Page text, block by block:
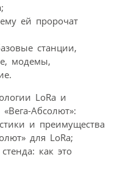
ей пророчат
станции,
модемы,
LoRa и
Абсолют»:
и преимущества
для LoRa;
как это